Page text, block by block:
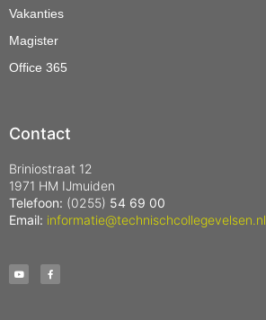
Vakanties
Magister
Office 365
Contact
Briniostraat 12
1971 HM IJmuiden
Telefoon: (0255) 54 69 00
Email: informatie@technischcollegevelsen.nl